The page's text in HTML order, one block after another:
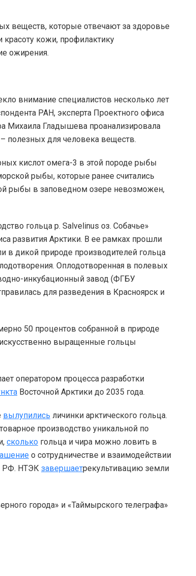
веществ, которые отвечают за здоровье
красоту кожи, профилактику
ожирения.
внимание специалистов несколько лет
РАН, эксперта Проектного офиса
Михаила Гладышева проанализировала
полезных для человека веществ.
кислот омега-3 в этой породе рыбы
рыбы, которые ранее считались
рыбы в заповедном озере невозможен,
гольца р. Salvelinus оз. Собачье»
развития Арктики. В ее рамках прошли
в дикой природе производителей гольца
Оплодотворенная в полевых
инкубационный завод (ФГБУ
для разведения в Красноярск и
50 процентов собранной в природе
выращенные гольцы
оператором процесса разработки
Восточной Арктики до 2035 года.
вылупились личинки арктического гольца.
производство уникальной по
сколько гольца и чира можно ловить в
о сотрудничестве и взаимодействии
РФ. НТЭК завершаетрекультивацию земли
города» и «Таймырского телеграфа»